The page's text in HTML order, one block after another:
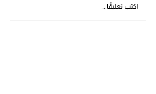
اكتب تعليقًا...